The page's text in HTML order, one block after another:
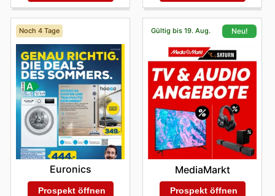
Noch 4 Tage
Euronics
Prospekt öffnen
Gültig bis 19. Aug. Neu!
MediaMarkt
Prospekt öffnen